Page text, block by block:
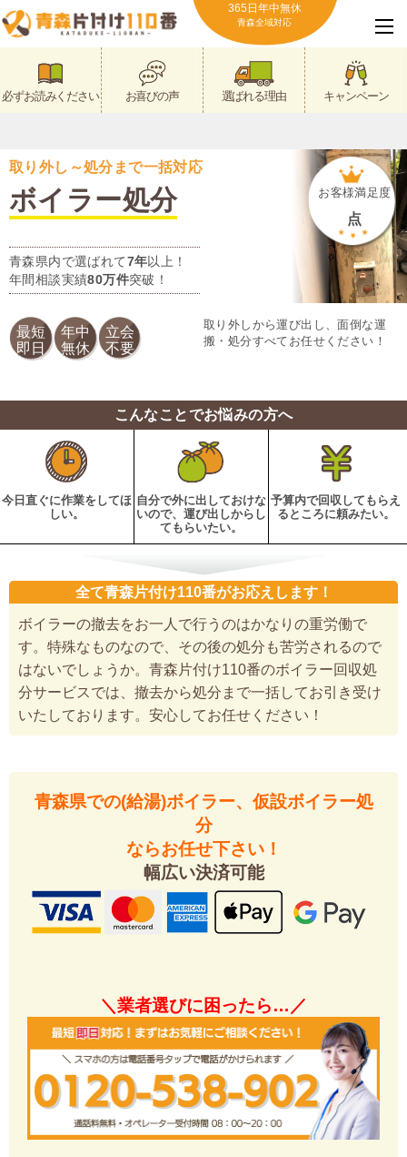
365日年中無休
青森全域対応
必ずお読みください お喜びの声 選ばれる理由 キャンペーン
取り外し～処分まで一括対応
ボイラー処分
青森県内で選ばれて7年以上！
年間相談実績80万件突破！
お客様満足度
点
最短
即日
年中
無休
立会
不要
取り外しから運び出し、面倒な運
搬・処分すべてお任せください！
こんなことでお悩みの方へ
今日直ぐに作業をしてほ
しい。
自分で外に出しておけな
いので、運び出しからし
てもらいたい。
予算内で回収してもらえ
るところに頼みたい。
全て青森片付け110番がお応えします！
ボイラーの撤去をお一人で行うのはかなりの重労働で
す。特殊なものなので、その後の処分も苦労されるので
はないでしょうか。青森片付け110番のボイラー回収処
分サービスでは、撤去から処分まで一括してお引き受け
いたしております。安心してお任せください！
青森県での(給湯)ボイラー、仮設ボイラー処
分
ならお任せ下さい！
幅広い決済可能
＼業者選びに困ったら…／